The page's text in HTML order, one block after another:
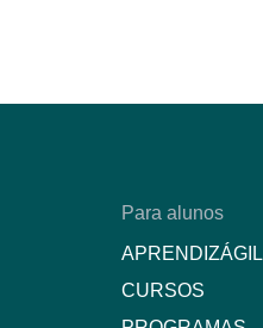
Para alunos
APRENDIZÁGIL
CURSOS